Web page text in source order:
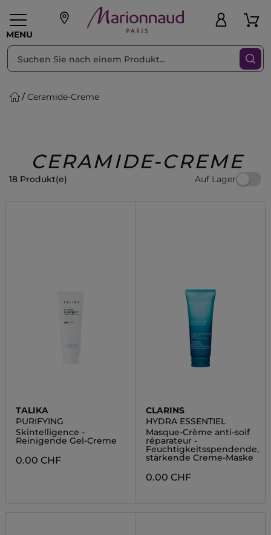
MENU
Geschenke PFLEGE
Ceramide-Creme
CERAMIDE-CREME
18 Produkt(e) Auf Lager
sortieren nach Filter
TALIKA
PURIFYING
Skintelligence -
Reinigende Gel-Creme
0.00 CHF
CLARINS
HYDRA ESSENTIEL
Masque-Crème anti-soif
réparateur -
Feuchtigkeitsspendende,
stärkende Creme-Maske
0.00 CHF